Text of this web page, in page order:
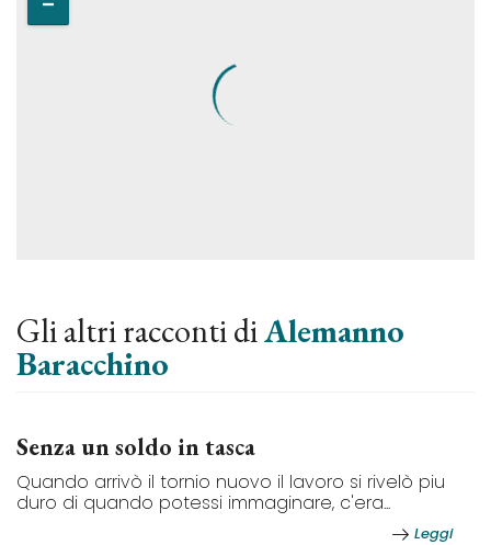
Gli altri racconti diAlemanno
Baracchino
Senza un soldo in tasca
Quando arrivò il tornio nuovo il lavoro si rivelò piu
duro di quando potessi immaginare, c'era...
Leggi